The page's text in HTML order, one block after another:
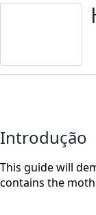
Introdução
This guide will
contains the